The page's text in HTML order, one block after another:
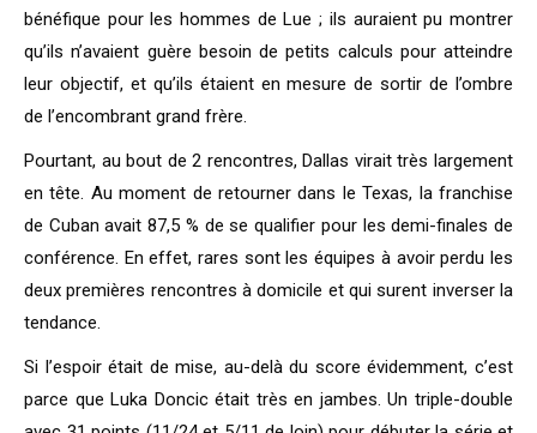
bénéfique pour les hommes de Lue ; ils auraient pu montrer
qu’ils n’avaient guère besoin de petits calculs pour atteindre
leur objectif, et qu’ils étaient en mesure de sortir de l’ombre
de l’encombrant grand frère.
Pourtant, au bout de 2 rencontres, Dallas virait très largement
en tête. Au moment de retourner dans le Texas, la franchise
de Cuban avait 87,5 % de se qualifier pour les demi-finales de
conférence. En effet, rares sont les équipes à avoir perdu les
deux premières rencontres à domicile et qui surent inverser la
tendance.
Si l’espoir était de mise, au-delà du score évidemment, c’est
parce que Luka Doncic était très en jambes. Un triple-double